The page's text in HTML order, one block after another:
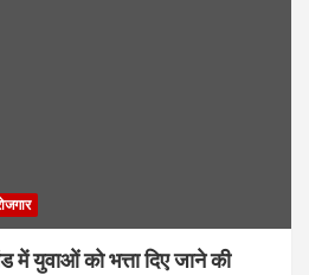
में युवाओं को भत्ता दिए जाने की